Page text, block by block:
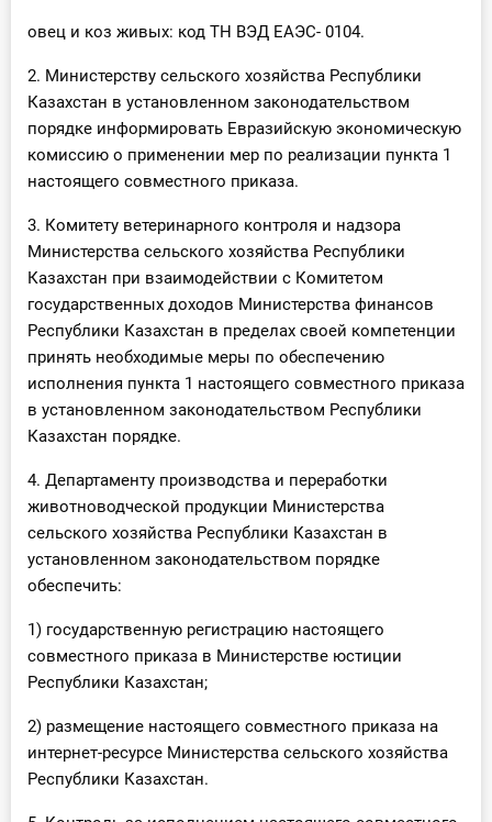
Тестирование для
бухгалтера
овец и коз живых: код ТН ВЭД ЕАЭС- 0104.
2. Министерству сельского хозяйства Республики
Казахстан в установленном законодательством
порядке информировать Евразийскую экономическую
комиссию о применении мер по реализации пункта 1
настоящего совместного приказа.
3. Комитету ветеринарного контроля и надзора
Министерства сельского хозяйства Республики
Казахстан при взаимодействии с Комитетом
государственных доходов Министерства финансов
Республики Казахстан в пределах своей компетенции
принять необходимые меры по обеспечению
исполнения пункта 1 настоящего совместного приказа
в установленном законодательством Республики
Казахстан порядке.
4. Департаменту производства и переработки
животноводческой продукции Министерства
сельского хозяйства Республики Казахстан в
установленном законодательством порядке
обеспечить:
1) государственную регистрацию настоящего
совместного приказа в Министерстве юстиции
Республики Казахстан;
2) размещение настоящего совместного приказа на
интернет-ресурсе Министерства сельского хозяйства
Республики Казахстан.